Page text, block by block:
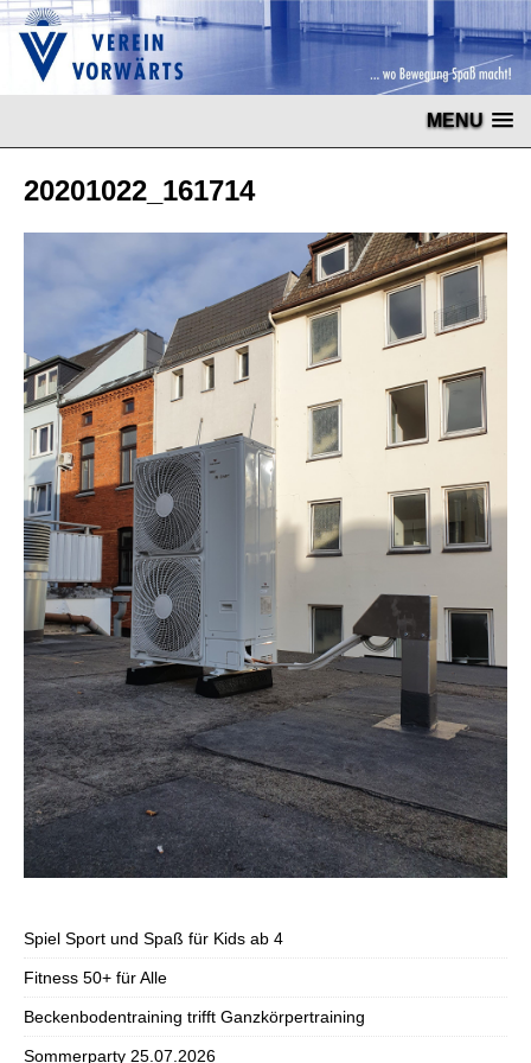
MENU
20201022_161714
Spiel Sport und Spaß für Kids ab 4
Fitness 50+ für Alle
Beckenbodentraining trifft Ganzkörpertraining
Sommerparty 25.07.2026